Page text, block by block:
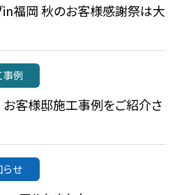
in福岡 秋のお客様感謝祭は大
例
客様邸施工事例をご紹介さ
らせ